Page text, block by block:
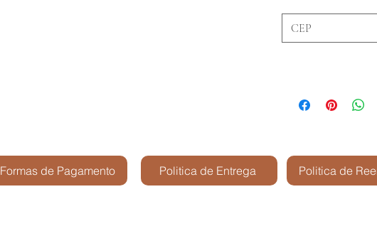
Formas de Pagamento Politica de Entrega Politica de